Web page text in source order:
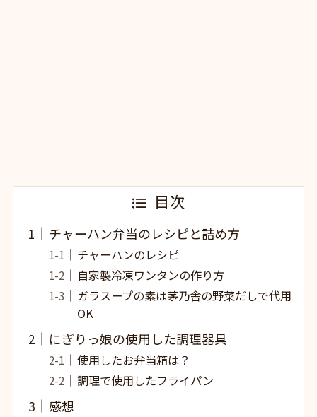
目次
チャーハン弁当のレシピと詰め方
チャーハンのレシピ
自家製冷凍ワンタンの作り方
ガラスープの素は茅乃舎の野菜だしで代用
OK
にぎりっ娘の使用した調理器具
使用したお弁当箱は？
調理で使用したフライパン
感想